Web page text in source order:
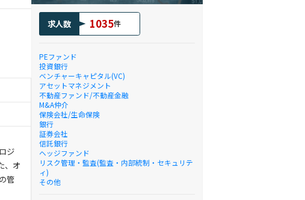
ジ
、オ
管
求人数 1035件
PEファンド
投資銀行
ベンチャーキャピタル(VC)
アセットマネジメント
不動産ファンド/不動産金融
M&A仲介
保険会社/生命保険
銀行
証券会社
信託銀行
ヘッジファンド
リスク管理・監査(監査・内部統制・セキュリテ
ィ)
その他